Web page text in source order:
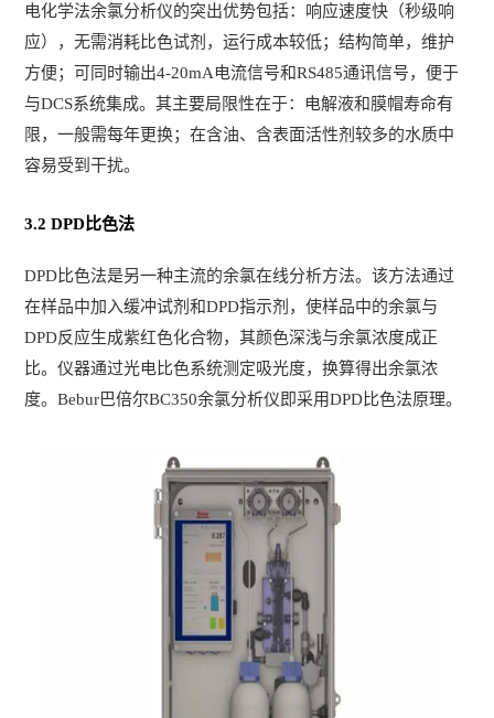
电化学法余氯分析仪的突出优势包括：响应速度快（秒级响
应），无需消耗比色试剂，运行成本较低；结构简单，维护
方便；可同时输出4-20mA电流信号和RS485通讯信号，便于
与DCS系统集成。其主要局限性在于：电解液和膜帽寿命有
限，一般需每年更换；在含油、含表面活性剂较多的水质中
容易受到干扰。
3.2 DPD比色法
DPD比色法是另一种主流的余氯在线分析方法。该方法通过
在样品中加入缓冲试剂和DPD指示剂，使样品中的余氯与
DPD反应生成紫红色化合物，其颜色深浅与余氯浓度成正
比。仪器通过光电比色系统测定吸光度，换算得出余氯浓
度。Bebur巴倍尔BC350余氯分析仪即采用DPD比色法原理。